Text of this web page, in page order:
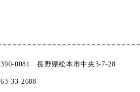
0081 長野県松本市中央3-7-28
33-2688